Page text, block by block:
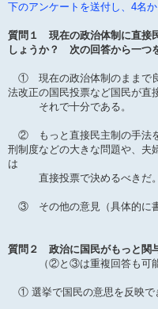
下のアンケートを送付し、4名か
質問１ 現在の政治体制に直接
しょうか？ 次の回答から一つ
① 現在の政治体制のままで良
法改正の国民投票など国民が直
それで十分である。
② もっと直接民主制の手法を
刑制度などの大きな問題や、夫
は
直接投票で決めるべきだ。
③ その他の意見（具体的に書
質問２ 政治に国民がもっと関
（②と③は重複回答も可能
① 選挙で国民の意思を反映で